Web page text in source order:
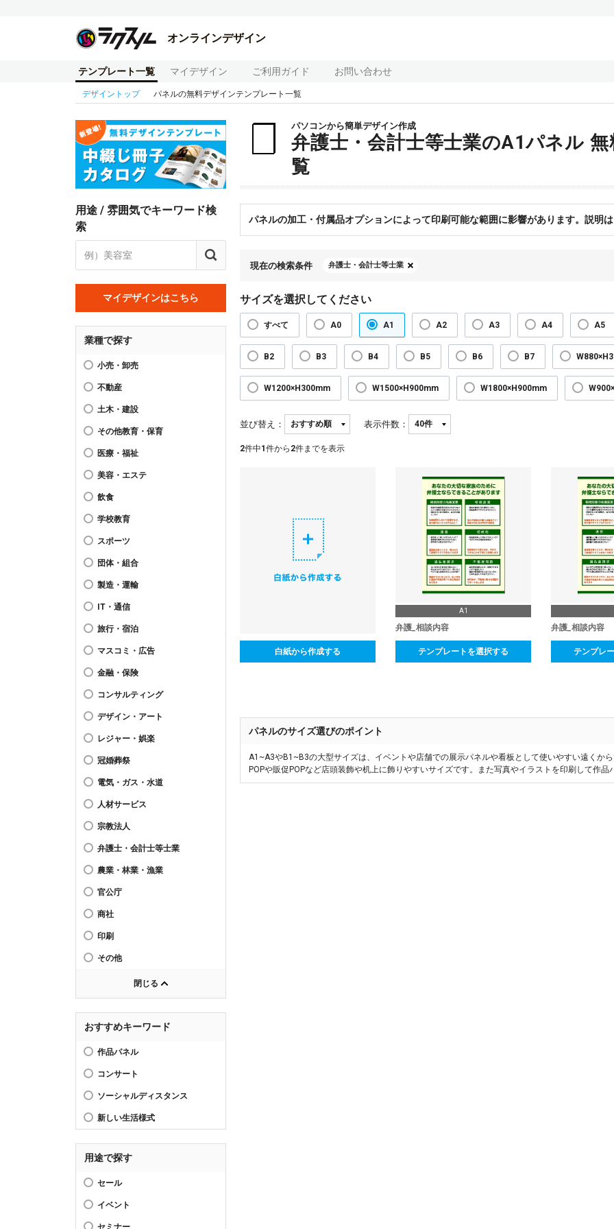
オンラインデザイン
テンプレート一覧 マイデザイン ご利用ガイド お問い合わせ
デザイントップ パネルの無料デザインテンプレート一覧
用途 / 雰囲気でキーワード検
索
マイデザインはこちら
業種で探す
小売・卸売
不動産
土木・建設
その他教育・保育
医療・福祉
美容・エステ
飲食
学校教育
スポーツ
団体・組合
製造・運輸
IT・通信
旅行・宿泊
マスコミ・広告
金融・保険
コンサルティング
デザイン・アート
レジャー・娯楽
冠婚葬祭
電気・ガス・水道
人材サービス
宗教法人
弁護士・会計士等士業
農業・林業・漁業
官公庁
商社
印刷
その他
閉じる
おすすめキーワード
作品パネル
コンサート
ソーシャルディスタンス
新しい生活様式
用途で探す
セール
イベント
セミナー
パソコンから簡単デザイン作成
弁護士・会計士等士業のA1パネル
覧
パネルの加工・付属品オプションによって印刷可能な範囲に影響があります。説明
現在の検索条件 弁護士・会計士等士業
サイズを選択してください
すべて A0 A1 A2 A3 A4 A5
B2 B3 B4 B5 B6 B7
W1200×H300mm W1500×H900mm W1800×H900mm
並び替え： 表示件数：
2件中1 件から 2件までを表示
白紙から作成する
A1
弁護_相談内容
テンプレートを選択する
弁護_相談内容
テンプレ
パネルのサイズ選びのポイント
A1~A3やB1~B3の大型サイズは、イベントや店舗での展示パネルや看板として使いやすい遠くか
POPや販促POPなど店頭装飾や机上に飾りやすいサイズです。また写真やイラストを印刷して作